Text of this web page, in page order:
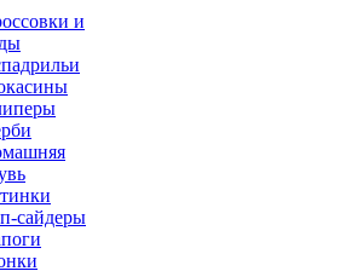
и
сайдеры